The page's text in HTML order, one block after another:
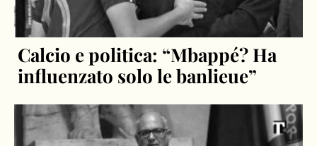
Calcio e politica: “Mbappé? Ha
influenzato solo le banlieue”